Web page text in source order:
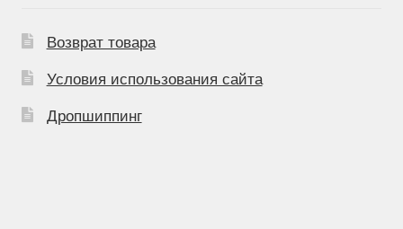
Возврат товара
Условия использования сайта
Дропшиппинг